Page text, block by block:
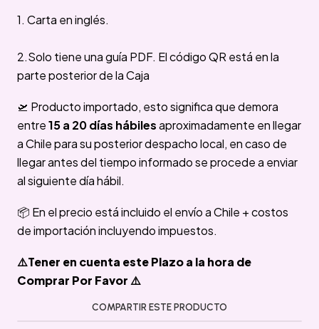
1. Carta en inglés.
2.Solo tiene una guía PDF. El código QR está en la
parte posterior de la Caja
🛫 Producto importado, esto significa que demora
entre15 a 20 días hábilesaproximadamente en llegar
a Chile para su posterior despacho local, en caso de
llegar antes del tiempo informado se procede a enviar
al siguiente día hábil.
📦 En el precio está incluido el envío a Chile + costos
de importación incluyendo impuestos.
⚠️Tener en cuenta este Plazo a la hora de
Comprar Por Favor ⚠️
COMPARTIR ESTE PRODUCTO